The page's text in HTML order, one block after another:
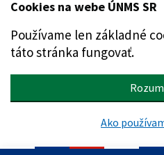
Preskočiť na hlavný obsah
Cookies na webe ÚNMS SR
Používame len základné
táto stránka fungovať.
Ako